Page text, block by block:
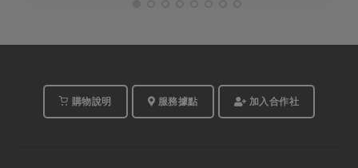
購物說明 服務據點 加入合作社